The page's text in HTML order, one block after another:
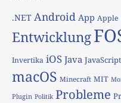
.NET Android App Apple
Entwicklung
Invertika iOS Java JavaScript
macOS Minecraft MIT
Plugin Politik Probleme